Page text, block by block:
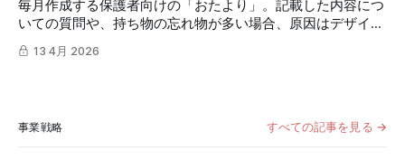
毎月作成する保護者向けの「おたより」。記載した内容につ
いての質問や、持ち物の忘れ物が多い場合、原因はデザイン
の分かりにくさにあるかもしれません。この記事では、
mitsumonoAIを使って現状のおたよりを客観的に評価し、伝
13 4月 2026
事業戦略 すべての記事を見る →